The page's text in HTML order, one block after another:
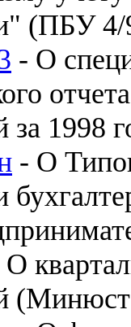
(ПБУ
- О
за 1998
- О